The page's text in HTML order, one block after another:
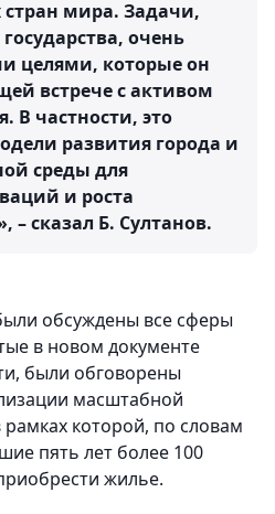
мира. Задачи,
очень
целями, которые он
встрече с активом
В частности, это
развития города и
среды для
и роста
сказал Б. Султанов.
обсуждены все сферы
в новом документе
были обговорены
масштабной
которой, по словам
пять лет более 100
жилье.